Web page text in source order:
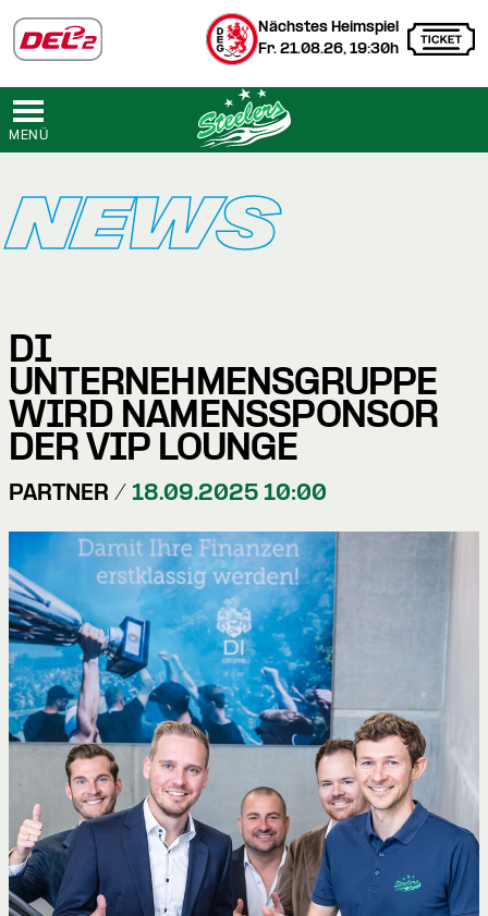
Nächstes Heimspiel
Fr. 21.08.26, 19:30h
MENÜ
NEWS
DI
UNTERNEHMENSGRUPPE
WIRD NAMENSSPONSOR
DER VIP LOUNGE
PARTNER / 18.09.2025 10:00